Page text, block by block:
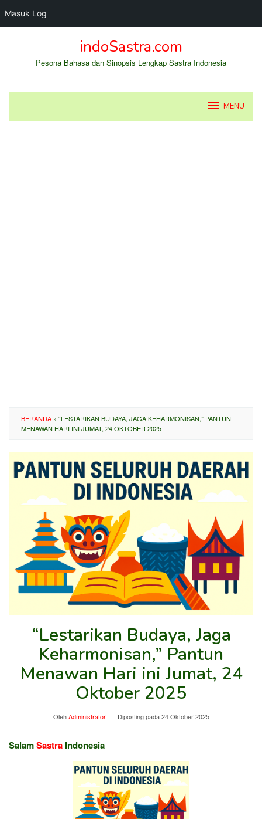
Masuk Log
indoSastra.com
Pesona Bahasa dan Sinopsis Lengkap Sastra Indonesia
MENU
BERANDA » “LESTARIKAN BUDAYA, JAGA KEHARMONISAN,” PANTUN
MENAWAN HARI INI JUMAT, 24 OKTOBER 2025
“Lestarikan Budaya, Jaga
Keharmonisan,” Pantun
Menawan Hari ini Jumat, 24
Oktober 2025
OlehAdministrator Diposting pada24 Oktober 2025
SalamSastra Indonesia